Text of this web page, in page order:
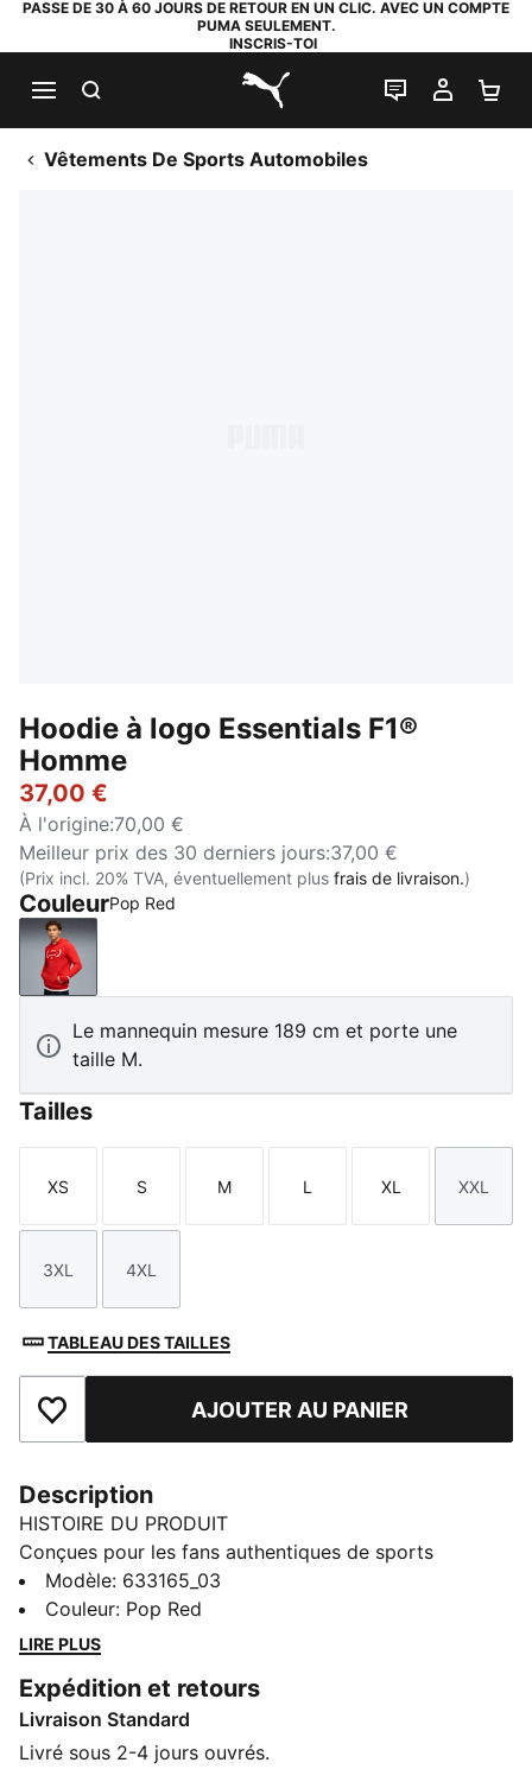
PASSE DE 30 À 60 JOURS DE RETOUR EN UN CLIC. AVEC UN COMPTE
PUMA SEULEMENT.
INSCRIS-TOI
PUMA.com
LIVE CHAT
MON
Vêtements De Sports Automobiles
Hoodie à logo Essentials F1®
Homme
37,00 €
À l'origine:70,00 €
Meilleur prix des 30 derniers jours:37,00 €
(Prix incl. 20% TVA, éventuellement plus frais de livraison.)
CouleurPop Red
Pop Red
Le mannequin mesure 189 cm et porte une
taille M.
Tailles
Taille
XS
Taille
S
Taille
M
Taille
L
Taille
XL
Taille
XXL
Taille
3XL
Taille
4XL
TABLEAU DES TAILLES
Ajouter aux favorisAJOUTER AU PANIER
Description
HISTOIRE DU PRODUIT
Conçues pour les fans authentiques de sports
automobiles, les pièces de cette collection associent
matières premium, look dynamique et logo
emblématique. Inspirées par la vitesse et l’énergie de
pour apporter l’adrénaline des circuits dans la vie de
tous les jours. Dans les tribunes comme au quotidien,
montre ta passion pour la F1® avec les essentiels
Modèle: 633165_03
Couleur: Pop Red
LIRE PLUS
Expédition et retours
Livraison Standard
Livré sous 2-4 jours ouvrés.